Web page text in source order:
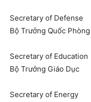
Secretary of Defense
Bộ Trưởng Quốc Phòng
Secretary of Education
Bộ Trưởng Giáo Dục
Secretary of Energy